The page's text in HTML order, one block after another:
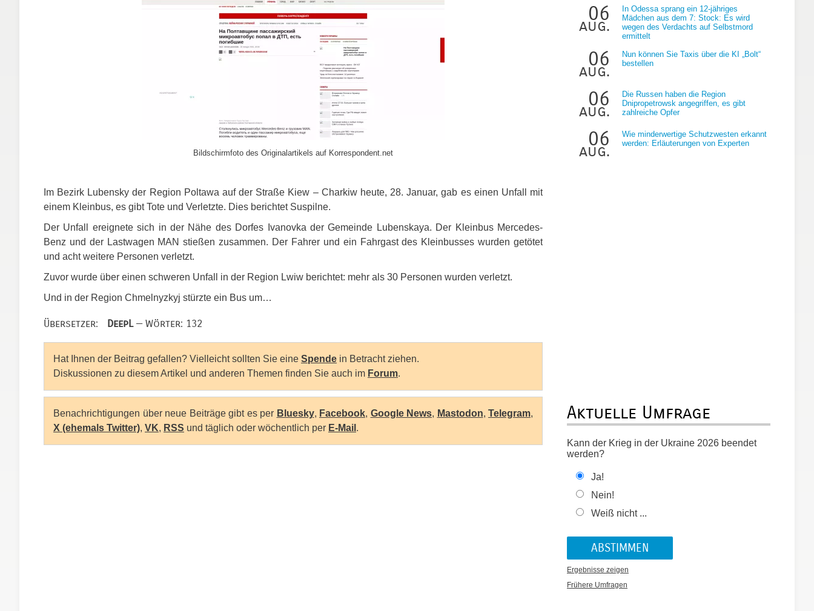
Bildschirmfoto des Originalartikels auf Korrespondent.net
Im Bezirk Lubensky der Region Poltawa auf der Straße Kiew – Charkiw heute, 28. Januar, gab es einen Unfall mit
einem Kleinbus, es gibt Tote und Verletzte. Dies berichtet Suspilne.
Der Unfall ereignete sich in der Nähe des Dorfes Ivanovka der Gemeinde Lubenskaya. Der Kleinbus Mercedes-
Benz und der Lastwagen MAN stießen zusammen. Der Fahrer und ein Fahrgast des Kleinbusses wurden getötet
und acht weitere Personen verletzt.
Zuvor wurde über einen schweren Unfall in der Region Lwiw berichtet: mehr als 30 Personen wurden verletzt.
Und in der Region Chmelnyzkyj stürzte ein Bus um…
Übersetzer: DeepL— Wörter: 132
Hat Ihnen der Beitrag gefallen? Vielleicht sollten Sie eine Spende in Betracht ziehen.
Diskussionen zu diesem Artikel und anderen Themen finden Sie auch im Forum.
Benachrichtigungen über neue Beiträge gibt es per Bluesky, Facebook, Google News, Mastodon, Telegram,
X (ehemals Twitter), VK, RSS und täglich oder wöchentlich per E-Mail .
06
aug.
In Odessa sprang ein 12-jähriges
Mädchen aus dem 7: Stock: Es wird
wegen des Verdachts auf Selbstmord
ermittelt
06
aug.
Nun können Sie Taxis über die KI „Bolt“
bestellen
06
aug.
Die Russen haben die Region
Dnipropetrowsk angegriffen, es gibt
zahlreiche Opfer
06
aug.
Wie minderwertige Schutzwesten erkannt
werden: Erläuterungen von Experten
Aktuelle Umfrage
Kann der Krieg in der Ukraine 2026 beendet
werden?
Ja!
Nein!
Weiß nicht ...
Ergebnisse zeigen
Frühere Umfragen